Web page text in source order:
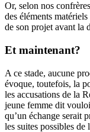
Or, selon nos
des éléments
de son projet avant la
Et maintenant?
A ce stade, aucune
évoque, toutefois, la
les accusations de la
jeune femme dit
qu’un échange serait
les suites possibles de